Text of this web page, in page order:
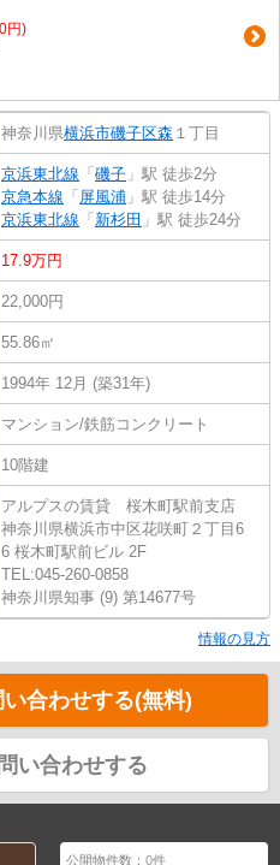
円)
神奈川県横浜市磯子区森 １丁目
京浜東北線 「 磯子 」駅 徒歩2分
京急本線 「 屏風浦 」駅 徒歩14分
京浜東北線 「 新杉田 」駅 徒歩24分
17.9万円
22,000円
55.86㎡
1994年 12月 (築31年)
マンション/鉄筋コンクリート
10階建
アルプスの賃貸 桜木町駅前支店
神奈川県横浜市中区花咲町２丁目6
6 桜木町駅前ビル 2F
TEL:045-260-0858
神奈川県知事 (9) 第14677号
情報の見方
合わせする(無料)
い合わせする
公開物件数：0件